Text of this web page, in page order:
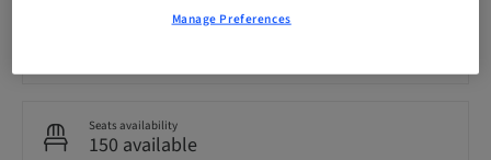
Seats availability
150 available
Manage Preferences